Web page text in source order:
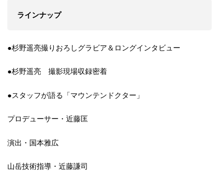
ラインナップ
●杉野遥亮撮りおろしグラビア＆ロングインタビュー
●杉野遥亮 撮影現場収録密着
●スタッフが語る「マウンテンドクター」
プロデューサー・近藤匡
演出・国本雅広
山岳技術指導・近藤謙司